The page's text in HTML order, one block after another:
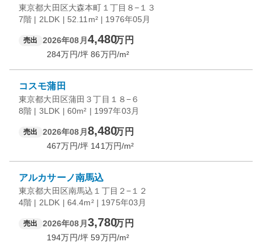
東京都大田区大森本町１丁目８−１３
7階 | 2LDK | 52.11m² | 1976年05月
売出 2026年08月 4,480万円
284万円/坪 86万円/m²
コスモ蒲田
東京都大田区蒲田３丁目１８−６
8階 | 3LDK | 60m² | 1997年03月
売出 2026年08月 8,480万円
467万円/坪 141万円/m²
アルカサーノ南馬込
東京都大田区南馬込１丁目２−１２
4階 | 2LDK | 64.4m² | 1975年03月
売出 2026年08月 3,780万円
194万円/坪 59万円/m²